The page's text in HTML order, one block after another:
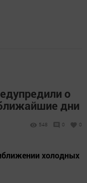
о
дни
548 0 0
холодных